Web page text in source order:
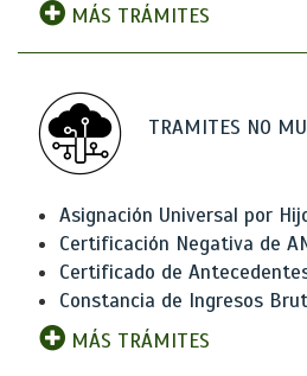
MÁS TRÁMITES
TRAMITES NO
Asignación Universal por
Certificación Negativa de
Certificado de
Constancia de Ingresos
MÁS TRÁMITES